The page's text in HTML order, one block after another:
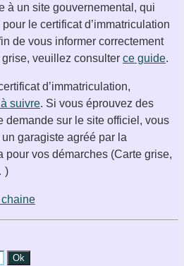
à un site gouvernemental, qui
le certificat d’immatriculation
de vous informer correctement
veuillez consulter ce guide.
d’immatriculation,
suivre. Si vous éprouvez des
demande sur le site officiel, vous
garagiste agréé par la
pour vos démarches (Carte grise,
)